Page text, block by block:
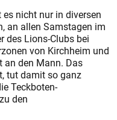
nicht nur in diversen
an allen Samstagen im
des Lions-Clubs bei
von Kirchheim und
an den Mann. Das
tut damit so ganz
Teckboten-
den